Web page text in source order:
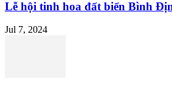
Lễ hội tinh hoa đất biển Bình
Jul 7, 2024